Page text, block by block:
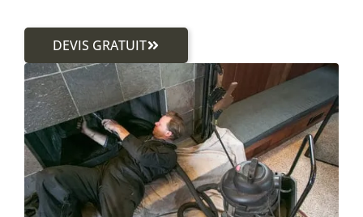
DEVIS GRATUIT